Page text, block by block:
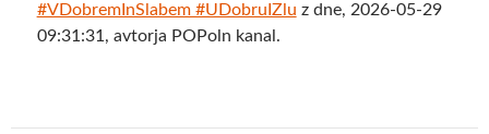
#VDobremInSlabem #UDobruIZlu z dne, 2026-05-29
09:31:31, avtorja POPoln kanal.